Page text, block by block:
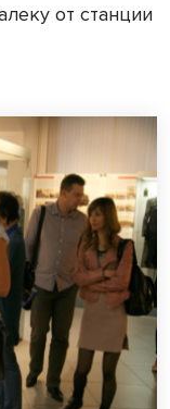
от станции